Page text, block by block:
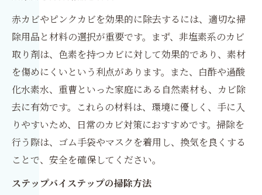
赤カビやピンクカビを効果的に除去するには、適切な掃
除用品と材料の選択が重要です。まず、非塩素系のカビ
取り剤は、色素を持つカビに対して効果的であり、素材
を傷めにくいという利点があります。また、白酢や過酸
化水素水、重曹といった家庭にある自然素材も、カビ除
去に有効です。これらの材料は、環境に優しく、手に入
りやすいため、日常のカビ対策におすすめです。掃除を
行う際は、ゴム手袋やマスクを着用し、換気を良くする
ことで、安全を確保してください。
ステップバイステップの掃除方法